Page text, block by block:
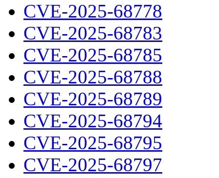
CVE-2025-68778
CVE-2025-68783
CVE-2025-68785
CVE-2025-68788
CVE-2025-68789
CVE-2025-68794
CVE-2025-68795
CVE-2025-68797